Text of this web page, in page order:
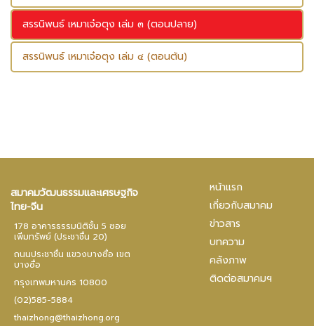
สรรนิพนธ์ เหมาเจ๋อตุง เล่ม ๓ (ตอนปลาย)
สรรนิพนธ์ เหมาเจ๋อตุง เล่ม ๔ (ตอนต้น)
สมาคมวัฒนธรรมและเศรษฐกิจ
ไทย-จีน
178 อาคารธรรมนิติชั้น 5 ซอย
เพิ่มทรัพย์ (ประชาชื่น 20)
ถนนประชาชื่น แขวงบางซื่อ เขต
บางซื่อ
กรุงเทพมหานคร 10800
(02)585-5884
thaizhong@thaizhong.org
หน้าแรก
เกี่ยวกับสมาคม
ข่าวสาร
บทความ
คลังภาพ
ติดต่อสมาคมฯ